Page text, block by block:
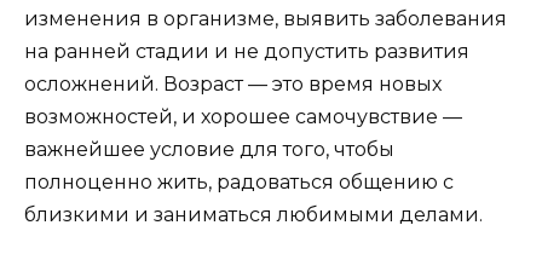
изменения в организме, выявить заболевания
на ранней стадии и не допустить развития
осложнений. Возраст — это время новых
возможностей, и хорошее самочувствие —
важнейшее условие для того, чтобы
полноценно жить, радоваться общению с
близкими и заниматься любимыми делами.